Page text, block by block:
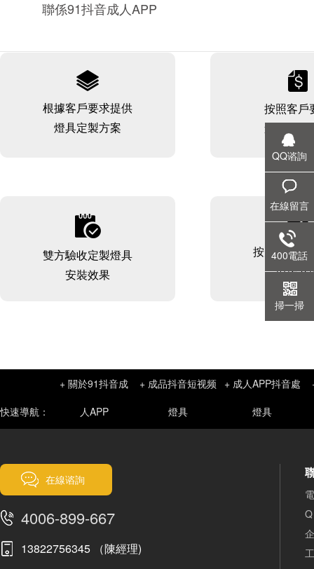
聯係91抖音成人APP
QQ谘詢
在線留言
400電話
掃一掃
根據客戶要求提供
燈具定製方案
按照客戶
進行燈具
雙方驗收定製燈具
安裝效果
按規定時間
現場安
快速導航：
+ 關於91抖音成
人APP
+ 成品抖音短视频
燈具
+ 成人APP抖音處
燈具
在線谘詢
4006-899-667
13822756345 （陳經理)